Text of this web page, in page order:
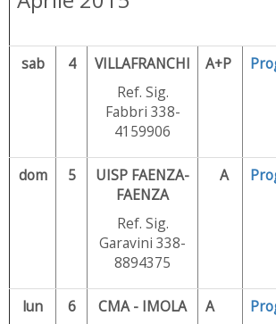
sab 4
VILLAFRANCHI
Ref. Sig.
Fabbri 338-
4159906
A+P
dom 5
UISP FAENZA-
FAENZA
Ref. Sig.
Garavini 338-
8894375
A
lun 6
CMA - IMOLA
A